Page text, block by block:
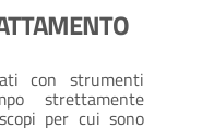
con strumenti
strettamente
per cui sono